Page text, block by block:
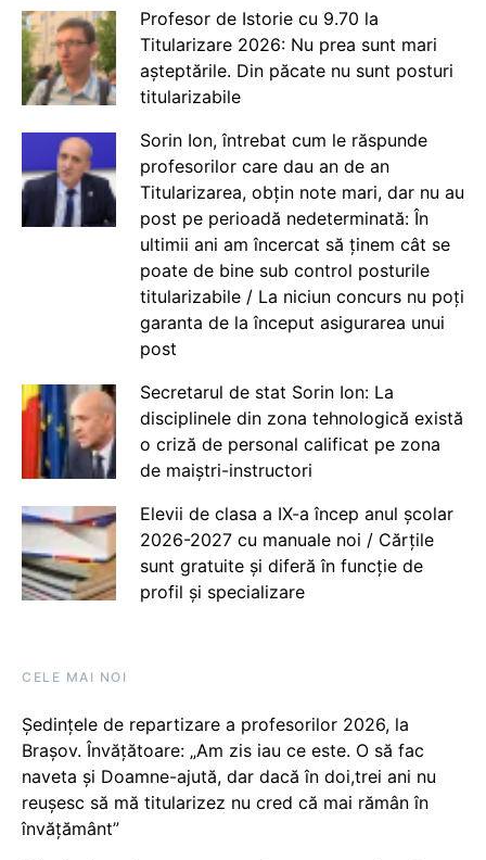
Profesor de Istorie cu 9.70 la
Titularizare 2026: Nu prea sunt mari
așteptările. Din păcate nu sunt posturi
titularizabile
Sorin Ion, întrebat cum le răspunde
profesorilor care dau an de an
Titularizarea, obțin note mari, dar nu au
post pe perioadă nedeterminată: În
ultimii ani am încercat să ținem cât se
poate de bine sub control posturile
titularizabile / La niciun concurs nu poți
garanta de la început asigurarea unui
post
Secretarul de stat Sorin Ion: La
disciplinele din zona tehnologică există
o criză de personal calificat pe zona
de maiștri-instructori
Elevii de clasa a IX-a încep anul școlar
2026-2027 cu manuale noi / Cărțile
sunt gratuite și diferă în funcție de
profil și specializare
CELE MAI NOI
Ședințele de repartizare a profesorilor 2026, la
Brașov. Învățătoare: „Am zis iau ce este. O să fac
naveta și Doamne-ajută, dar dacă în doi,trei ani nu
reușesc să mă titularizez nu cred că mai rămân în
învățământ”